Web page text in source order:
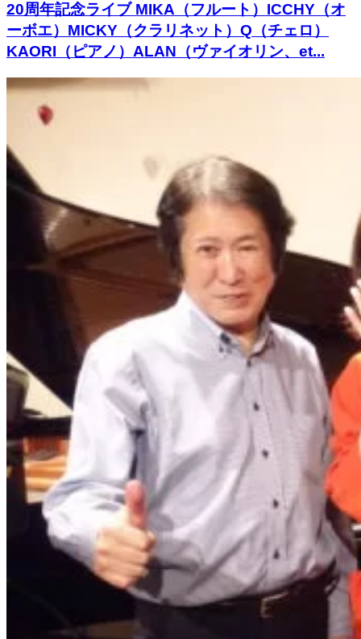
20周年記念ライブ MIKA（フルート）ICCHY（オ
ーボエ）MICKY（クラリネット）Q（チェロ）
KAORI（ピアノ）ALAN（ヴァイオリン、et...